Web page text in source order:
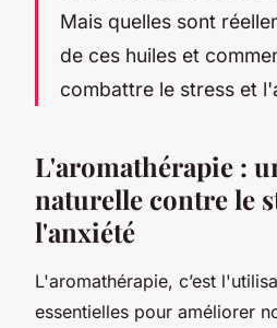
Mais quelles sont
de ces huiles et
combattre le stress et
L'aromathérapie :
naturelle contre le
l'anxiété
L'aromathérapie, c’est
essentielles pour améliorer